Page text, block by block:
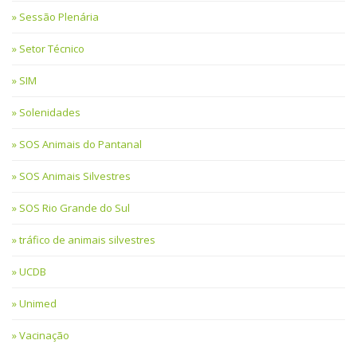
Sessão Plenária
Setor Técnico
SIM
Solenidades
SOS Animais do Pantanal
SOS Animais Silvestres
SOS Rio Grande do Sul
tráfico de animais silvestres
UCDB
Unimed
Vacinação